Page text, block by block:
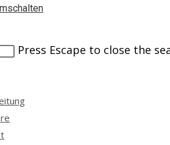
Press Escape to close the